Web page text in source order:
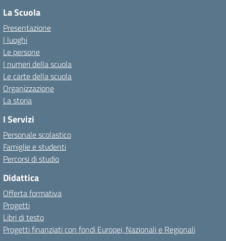
La Scuola
Presentazione
I luoghi
Le persone
I numeri della scuola
Le carte della scuola
Organizzazione
La storia
I Servizi
Personale scolastico
Famiglie e studenti
Percorsi di studio
Didattica
Offerta formativa
Progetti
Libri di testo
Progetti finanziati con fondi Europei, Nazionali e Regionali